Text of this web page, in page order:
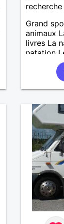
Grand
animaux
livres La
natation